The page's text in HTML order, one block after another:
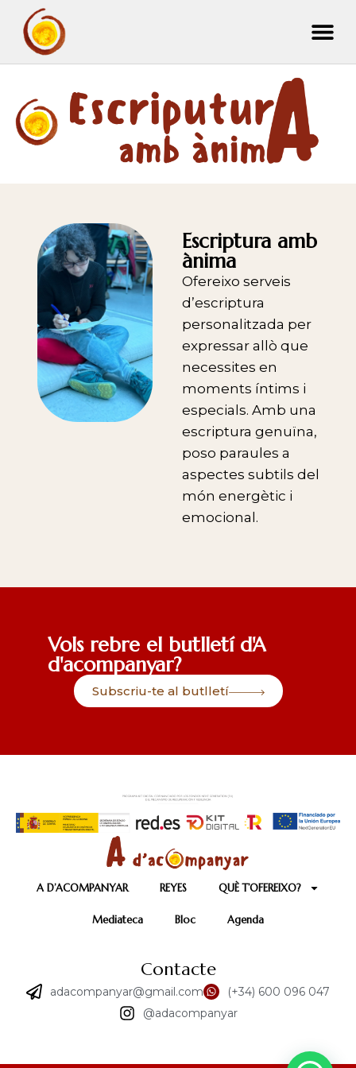
Escriptura amb
ànima
Ofereixo serveis
d’escriptura
personalitzada per
expressar allò que
necessites en
moments íntims i
especials. Amb una
escriptura genuïna,
poso paraules a
aspectes subtils del
món energètic i
emocional.
Vols rebre el butlletí d'A
d'acompanyar?
Subscriu-te al butlletí
A D’ACOMPANYAR REYES QUÈ T’OFEREIXO?
Mediateca Bloc Agenda
Contacte
adacompanyar@gmail.com
(+34) 600 096 047
@adacompanyar